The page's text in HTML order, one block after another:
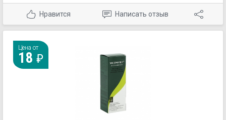
Нравится Написать отзыв
Цена от
18